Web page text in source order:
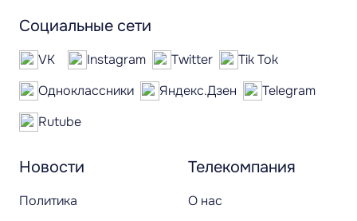
Новости
Политика
Телекомпания
О нас
Социальные сети
VK Instagram Twitter
Tik Tok
Одноклассники
Яндекс.Дзен
Telegram
Rutube